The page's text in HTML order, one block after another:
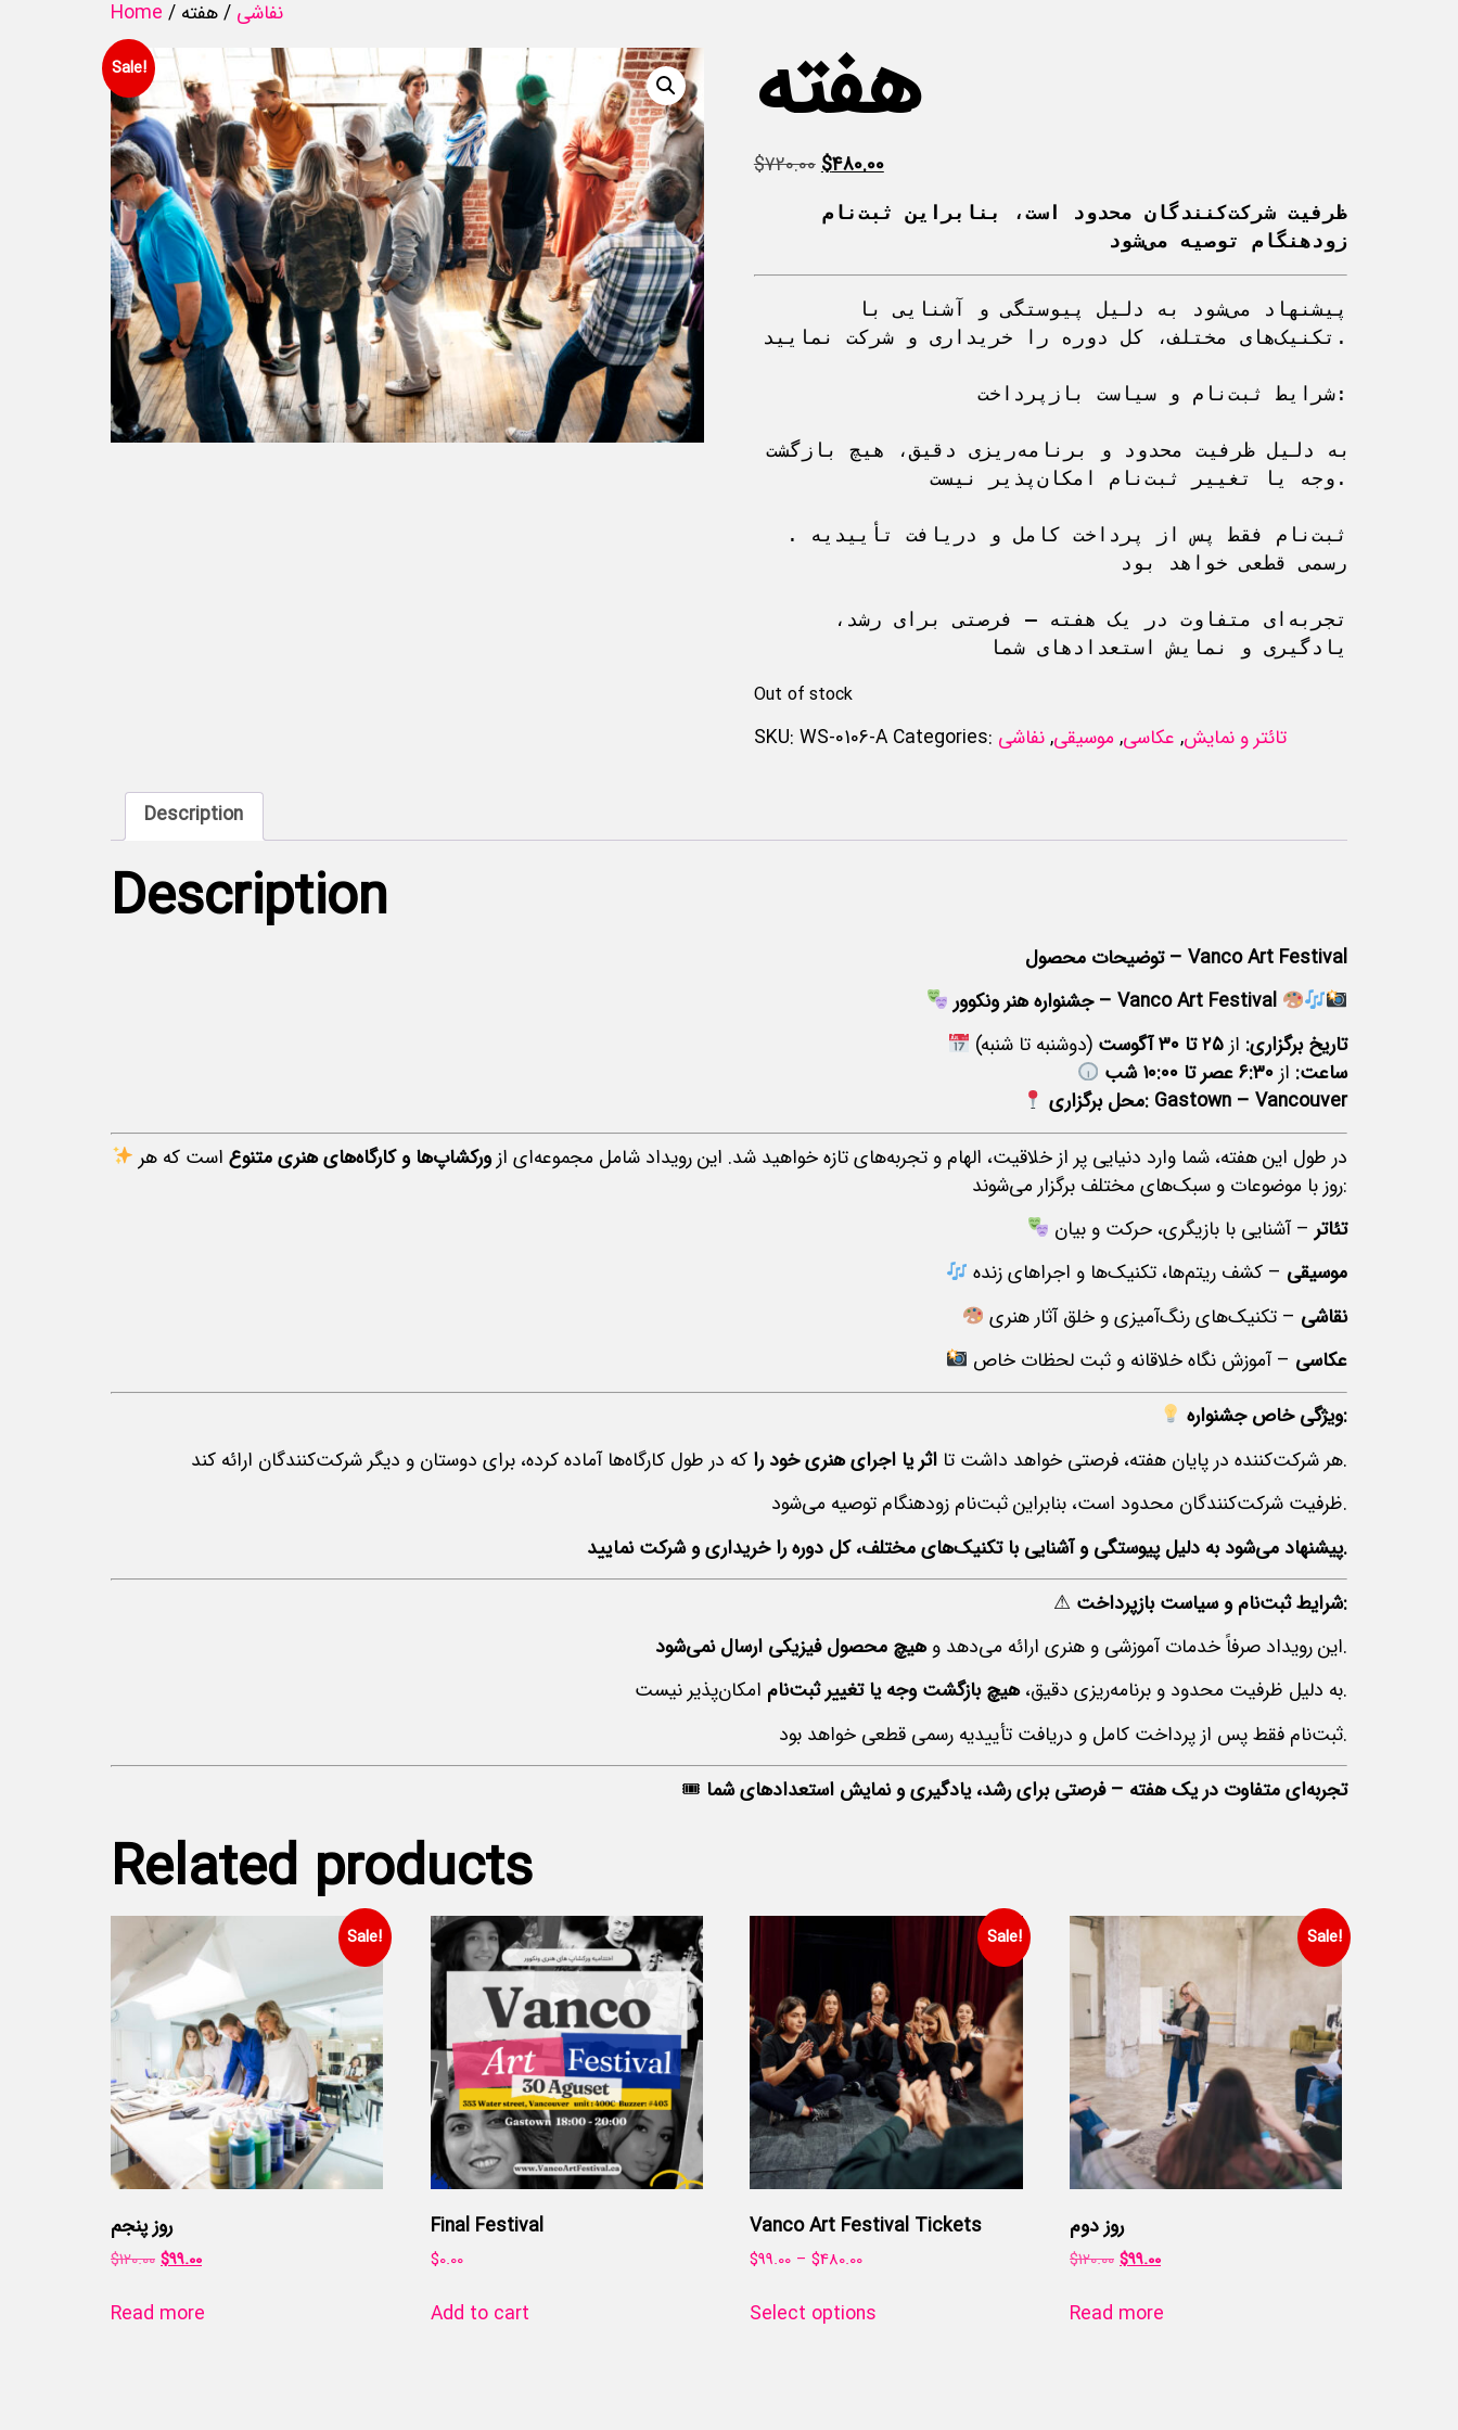
Home / نفاشی / هفته
Sale! هفته
$720.00$480.00
زودهنگام توصیه می‌شود
تکنیک‌های مختلف، کل دوره را خریداری و شرکت نمایید.
شرایط ثبت‌نام و سیاست بازپرداخت:
وجه یا تغییر ثبت‌نام امکان‌پذیر نیست.
.ثبت‌نام فقط پس از پرداخت کامل و دریافت تأییدیه
رسمی قطعی خواهد بود
یادگیری و نمایش استعدادهای شما
Out of stock
SKU: WS-0106-A Categories: تائتر و نمایش, عکاسی, موسیقی,نفاشی
Description
Description
توضیحات محصول – Vanco Art Festival
جشنواره هنر ونکوور – Vanco Art Festival
تاریخ برگزاری: از ۲۵ تا ۳۰ آگوست
(دوشنبه تا شنبه)
ساعت: از ۶:۳۰ عصر تا ۱۰:۰۰ شب
محل برگزاری: Gastown – Vancouver
در طول این هفته، شما وارد دنیایی پر از خلاقیت، الهام و تجربه‌های تازه خواهید شد. این رویداد شامل مجموعه‌ای از ورکشاپ‌ها و کارگاه‌های هنری متنوع است که هر
روز با موضوعات و سبک‌های مختلف برگزار می‌شوند:
تئاتر – آشنایی با بازیگری، حرکت و بیان
موسیقی – کشف ریتم‌ها، تکنیک‌ها و اجراهای زنده
نقاشی – تکنیک‌های رنگ‌آمیزی و خلق آثار هنری
عکاسی – آموزش نگاه خلاقانه و ثبت لحظات خاص
ویژگی خاص جشنواره:
هر شرکت‌کننده در پایان هفته، فرصتی خواهد داشت تا اثر یا اجرای هنری خود را
که در طول کارگاه‌ها آماده کرده، برای دوستان و دیگر شرکت‌کنندگان ارائه کند.
ظرفیت شرکت‌کنندگان محدود است، بنابراین ثبت‌نام زودهنگام توصیه می‌شود.
پیشنهاد می‌شود به دلیل پیوستگی و آشنایی با تکنیک‌های مختلف، کل دوره را خریداری و شرکت نمایید.
⚠
شرایط ثبت‌نام و سیاست بازپرداخت:
این رویداد صرفاً خدمات آموزشی و هنری ارائه می‌دهد وهیچ محصول فیزیکی ارسال نمی‌شود
.
به دلیل ظرفیت محدود و برنامه‌ریزی دقیق،هیچ بازگشت وجه یا تغییر ثبت‌نام
امکان‌پذیر نیست.
ثبت‌نام فقط پس از پرداخت کامل و دریافت تأییدیه رسمی قطعی خواهد بود.
🎟 تجربه‌ای متفاوت در یک هفته – فرصتی برای رشد، یادگیری و نمایش استعدادهای شما
Related products
Sale!
روز پنجم
$120.00 $99.00
Read more
Final Festival
$0.00
Add to cart
Sale!
Vanco Art Festival Tickets
$99.00 – $480.00
Select options
Sale!
روز دوم
$120.00 $99.00
Read more